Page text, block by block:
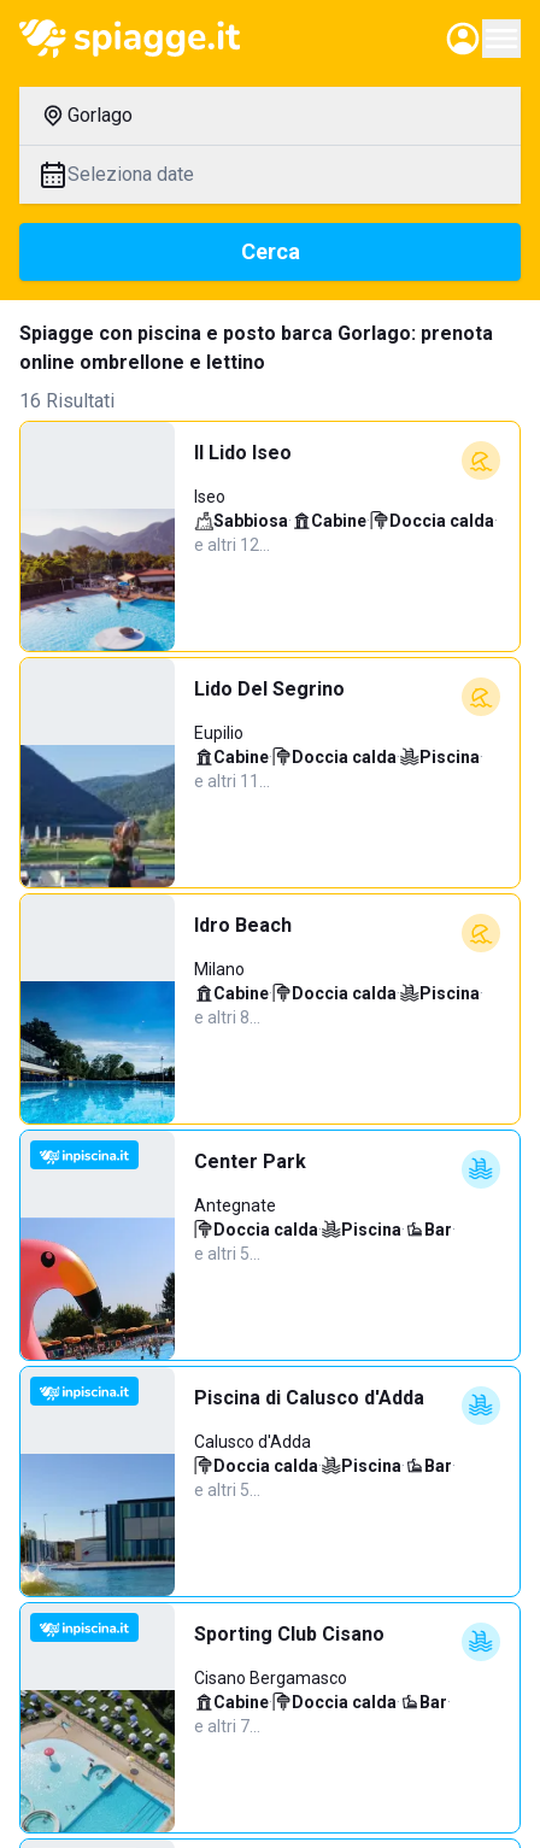
Gorlago
Seleziona date
Cerca
Spiagge con piscina e posto barca Gorlago: prenota
online ombrellone e lettino
16 Risultati
Il Lido Iseo
Iseo
Sabbiosa· Cabine· Doccia calda·
e altri 12…
Lido Del Segrino
Eupilio
Cabine· Doccia calda· Piscina·
e altri 11…
Idro Beach
Milano
Cabine· Doccia calda· Piscina·
e altri 8…
Center Park
Antegnate
Doccia calda· Piscina· Bar·
e altri 5…
Piscina di Calusco d'Adda
Calusco d'Adda
Doccia calda· Piscina· Bar·
e altri 5…
Sporting Club Cisano
Cisano Bergamasco
Cabine· Doccia calda· Bar·
e altri 7…